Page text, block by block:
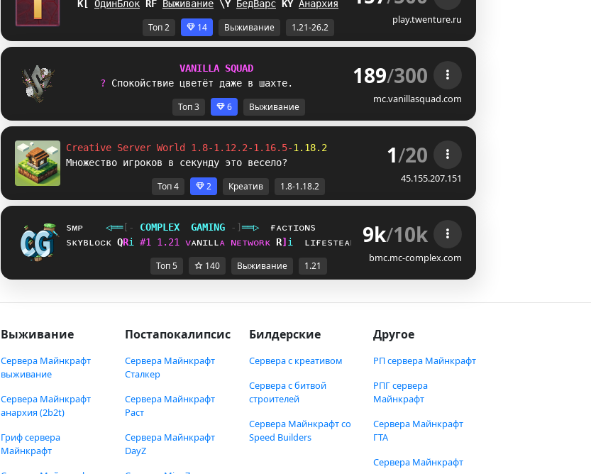
GK ОдинБлок AM Выживание NC БедВарс RN Анархия
play.twenture.ru
Топ 2 14 Выживание 1.21-26.2
VANIL L A SQUAD
? Спокойствие цветёт даже в шахте. 189/300
mc.vanillasquad.com
Топ 3 6 Выживание
Creative Server World 1.8-1.12.2-1.16.5-1.18.2
Множество игроков в секунду это весело?
1/20
45.155.207.151
Топ 4 2 Креатив 1.8-1.18.2
sᴍᴘ ◁══[‐ COMPL EX GAMING ‐]══▷
ғᴀᴄᴛɪᴏɴs
sᴋʏʙʟᴏᴄᴋ T@i #1 1 . 21 ᴠᴀɴɪʟʟᴀ ɴᴇᴛᴡᴏʀᴋ LC i ʟɪғᴇsᴛᴇᴀʟ 9k/10k
bmc.mc-complex.com
Топ 5 140 Выживание 1.21
Выживание
Сервера Майнкрафт
выживание
Сервера Майнкрафт
анархия (2b2t)
Гриф сервера
Майнкрафт
Постапокалипсис
Сервера Майнкрафт
Сталкер
Сервера Майнкрафт
Раст
Сервера Майнкрафт
DayZ
Билдерские
Сервера с креативом
Сервера с битвой
строителей
Сервера Майнкрафт со
Speed Builders
Другое
РП сервера Майнкрафт
РПГ сервера
Майнкрафт
Сервера Майнкрафт
ГТА
Сервера Майнкрафт